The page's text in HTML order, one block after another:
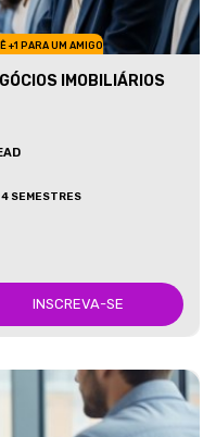
+1 PARA UM AMIGO
IMOBILIÁRIOS
4 SEMESTRES
INSCREVA-SE